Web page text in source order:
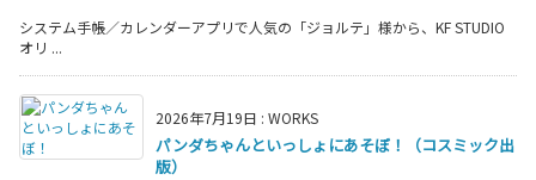
システム手帳／カレンダーアプリで人気の「ジョルテ」様から、KF STUDIO
オリ ...
2026年7月19日 : WORKS
パンダちゃんといっしょにあそぼ！（コスミック出
版）